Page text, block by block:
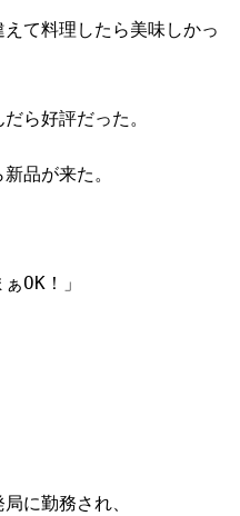
て料理したら美味しかっ
ら好評だった。
品が来た。
OK！」
に勤務され、